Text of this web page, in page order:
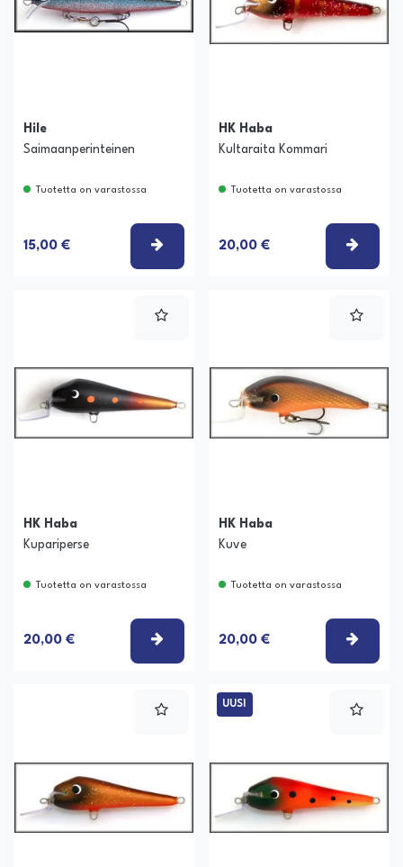
Hile
Saimaanperinteinen
Tuotetta on varastossa
15,00 € VALITSE VAIHTOEHTO
HK Haba
Kultaraita Kommari
Tuotetta on varastossa
20,00 €
HK Haba
Kupariperse
Tuotetta on varastossa
20,00 € VALITSE VAIHTOEHTO
HK Haba
Kuve
Tuotetta on varastossa
20,00 €
UUSI